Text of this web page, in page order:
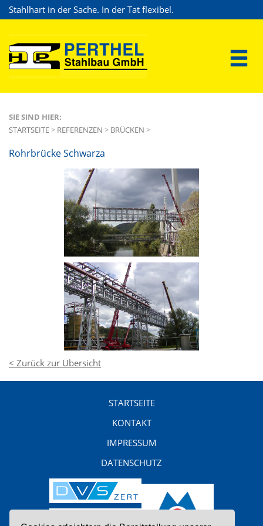
Stahlhart in der Sache. In der Tat flexibel.
SIE SIND HIER:
STARTSEITE> REFERENZEN > BRÜCKEN >
Rohrbrücke Schwarza
< Zurück zur Übersicht
STARTSEITE
KONTAKT
IMPRESSUM
DATENSCHUTZ